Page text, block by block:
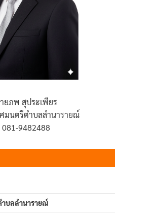
ยภพ สุประเพียร
มนตรีตำบลลำนารายณ์
081-9482488
บลลำนารายณ์